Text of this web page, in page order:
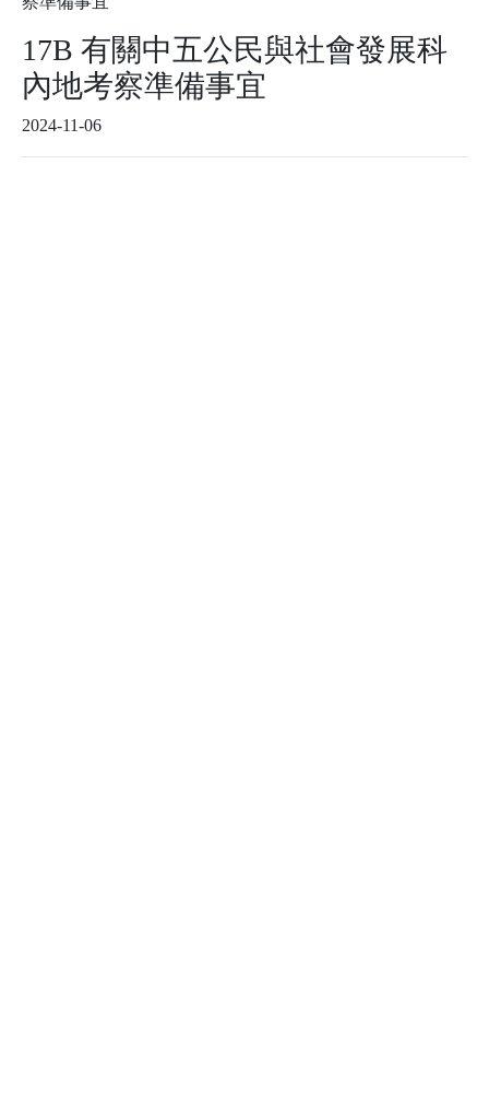
17B 有關中五公民與社會發展科
內地考察準備事宜
2024-11-06